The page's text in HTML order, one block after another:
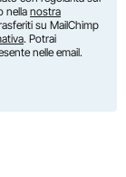
nella nostra
su MailChimp
. Potrai
nelle email.